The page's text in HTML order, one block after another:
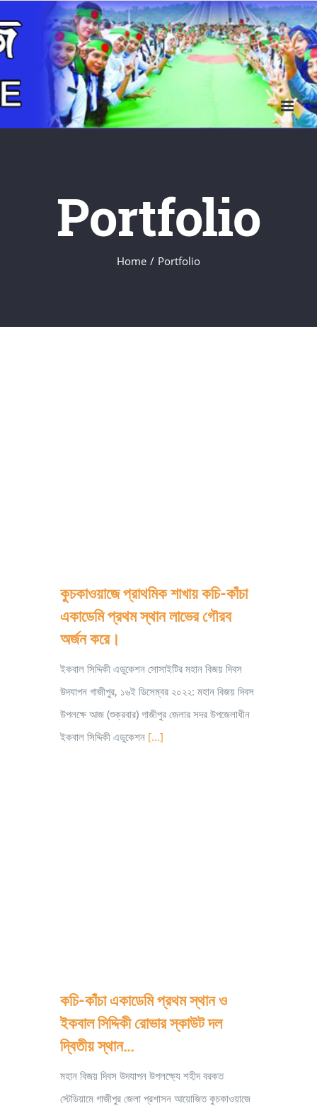
to
content
Portfolio
Home / Portfolio
কুচকাওয়াজে প্রাথমিক শাখায় কচি-কাঁচা
একাডেমি প্রথম স্থান লাভের গৌরব
অর্জন করে।
ইকবাল সিদ্দিকী এডুকেশন সোসাইটির মহান বিজয় দিবস
উদযাপন গাজীপুর, ১৬ই ডিসেম্বর ২০২২: মহান বিজয় দিবস
উপলক্ষে আজ (শুক্রবার) গাজীপুর জেলার সদর উপজেলাধীন
ইকবাল সিদ্দিকী এডুকেশন [...]
কচি-কাঁচা একাডেমি প্রথম স্থান ও
ইকবাল সিদ্দিকী রোভার স্কাউট দল
দ্বিতীয় স্থান…
মহান বিজয় দিবস উদযাপন উপলক্ষ্যে শহীদ বরকত
স্টেডিয়ামে গাজীপুর জেলা প্রশাসন আয়োজিত কুচকাওয়াজে